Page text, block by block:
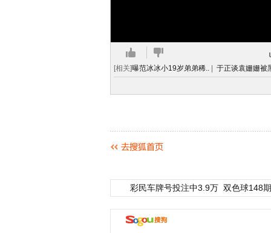
[相关]曝范冰冰小19岁弟弟稀.. 于正谈袁姗姗被
彩民车牌号投注中3.9万 双色球148